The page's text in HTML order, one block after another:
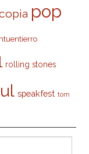
pop
rolling stones
speakfest tom